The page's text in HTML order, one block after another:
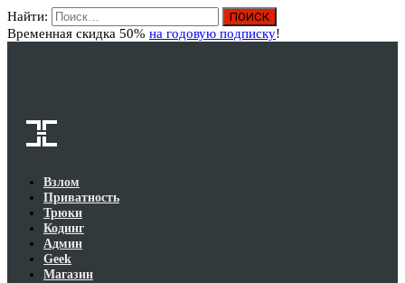
Найти:
Временная скидка 50% на годовую подписку!
Взлом
Приватность
Трюки
Кодинг
Админ
Geek
Магазин